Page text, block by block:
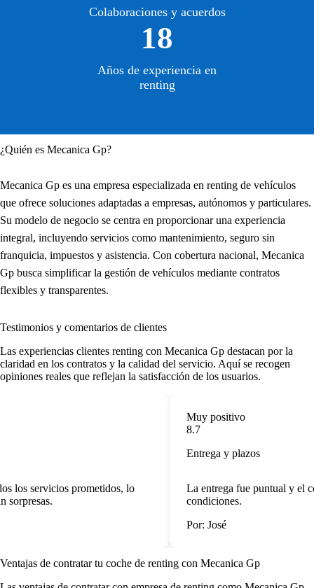
Colaboraciones y acuerdos
18
Años de experiencia en
renting
¿Quién es Mecanica Gp?
Mecanica Gp es una empresa especializada en renting de vehículos
que ofrece soluciones adaptadas a empresas, autónomos y particulares.
Su modelo de negocio se centra en proporcionar una experiencia
integral, incluyendo servicios como mantenimiento, seguro sin
franquicia, impuestos y asistencia. Con cobertura nacional, Mecanica
Gp busca simplificar la gestión de vehículos mediante contratos
flexibles y transparentes.
Testimonios y comentarios de clientes
Las experiencias clientes renting con Mecanica Gp destacan por la
claridad en los contratos y la calidad del servicio. Aquí se recogen
opiniones reales que reflejan la satisfacción de los usuarios.
los servicios prometidos, lo
Muy positivo
8.7
Entrega y plazos
La entrega fue puntual y el
condiciones.
Por: José
Ventajas de contratar tu coche de renting con Mecanica Gp